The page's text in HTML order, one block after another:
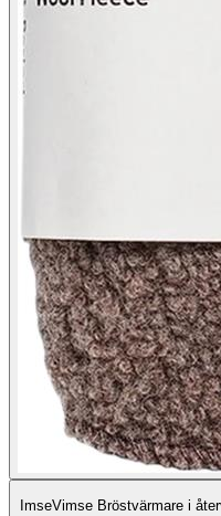
ImseVimse Bröstvärmare i